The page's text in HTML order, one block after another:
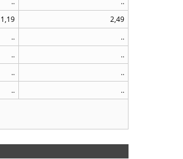
1,19
2,49
..
..
..
..
..
..
..
..